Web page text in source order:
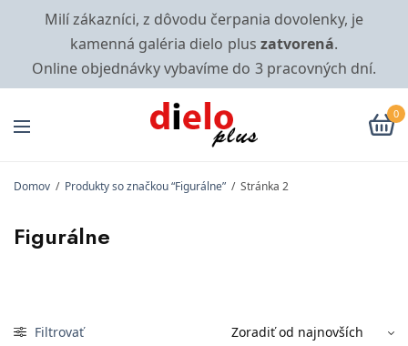
Milí zákazníci, z dôvodu čerpania dovolenky, je
kamenná galéria dielo plus zatvorená.
Online objednávky vybavíme do 3 pracovných dní.
0
Domov / Produkty so značkou “Figurálne” / Stránka 2
Figurálne
Filtrovať